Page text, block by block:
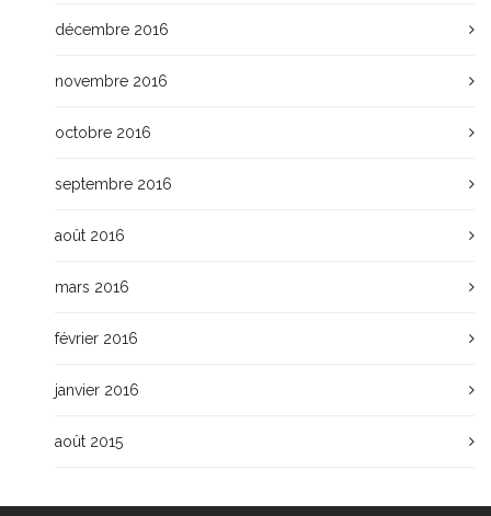
décembre 2016
novembre 2016
octobre 2016
septembre 2016
août 2016
mars 2016
février 2016
janvier 2016
août 2015